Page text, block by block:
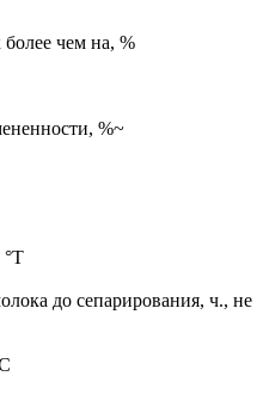
чем на, %
%~
°T
до сепарирования, ч., не